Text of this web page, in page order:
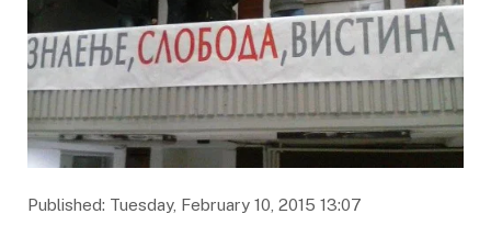
Published: Tuesday, February 10, 2015 13:07